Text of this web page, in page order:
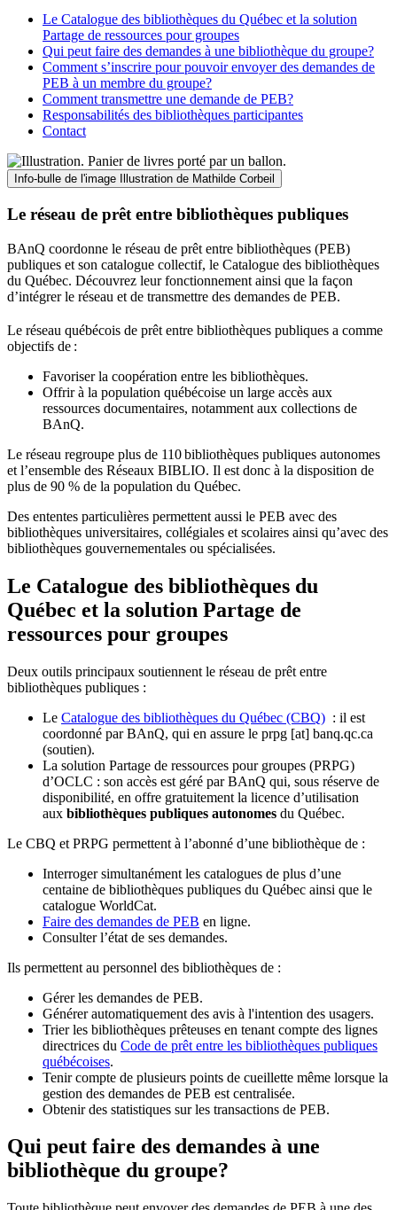
Le Catalogue des bibliothèques du Québec et la solution
Partage de ressources pour groupes
Qui peut faire des demandes à une bibliothèque du groupe?
Comment s’inscrire pour pouvoir envoyer des demandes de
PEB à un membre du groupe?
Comment transmettre une demande de PEB?
Responsabilités des bibliothèques participantes
Contact
Info-bulle de l'image Illustration de Mathilde Corbeil
Le réseau de prêt entre bibliothèques publiques
BAnQ coordonne le réseau de prêt entre bibliothèques (PEB)
publiques et son catalogue collectif, le Catalogue des bibliothèques
du Québec. Découvrez leur fonctionnement ainsi que la façon
d’intégrer le réseau et de transmettre des demandes de PEB.
Le réseau québécois de prêt entre bibliothèques publiques a comme
objectifs de :
Favoriser la coopération entre les bibliothèques.
Offrir à la population québécoise un large accès aux
ressources documentaires, notamment aux collections de
BAnQ.
Le réseau regroupe plus de 110bibliothèques publiques autonomes
et l’ensemble des Réseaux BIBLIO. Il est donc à la disposition de
plus de 90 % de la population du Québec.
Des ententes particulières permettent aussi le PEB avec des
bibliothèques universitaires, collégiales et scolaires ainsi qu’avec des
bibliothèques gouvernementales ou spécialisées.
Le Catalogue des bibliothèques du
Québec et la solution Partage de
ressources pour groupes
Deux outils principaux soutiennent le réseau de prêt entre
bibliothèques publiques :
Le Catalogue des bibliothèques du Québec (CBQ) : il est
coordonné par BAnQ, qui en assure le prpg [at] banq.qc.ca
(soutien).
La solution Partage de ressources pour groupes (PRPG)
d’OCLC : son accès est géré par BAnQ qui, sous réserve de
disponibilité, en offre gratuitement la licence d’utilisation
aux bibliothèques publiques autonomes du Québec.
Le CBQ et PRPG permettent à l’abonné d’une bibliothèque de :
Interroger simultanément les catalogues de plus d’une
centaine de bibliothèques publiques du Québec ainsi que le
catalogue WorldCat.
Faire des demandes de PEB en ligne.
Consulter l’état de ses demandes.
Ils permettent au personnel des bibliothèques de :
Gérer les demandes de PEB.
Générer automatiquement des avis à l'intention des usagers.
Trier les bibliothèques prêteuses en tenant compte des lignes
directrices du Code de prêt entre les bibliothèques publiques
québécoises.
Tenir compte de plusieurs points de cueillette même lorsque la
gestion des demandes de PEB est centralisée.
Obtenir des statistiques sur les transactions de PEB.
Qui peut faire des demandes à une
bibliothèque du groupe?